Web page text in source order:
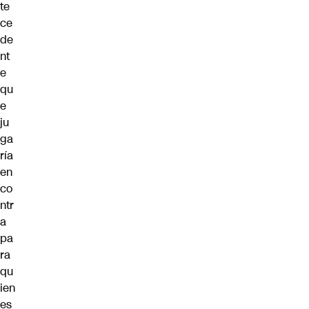
te
ce
de
nt
e
qu
e
ju
ga
ría
en
co
ntr
a
pa
ra
qu
ien
es